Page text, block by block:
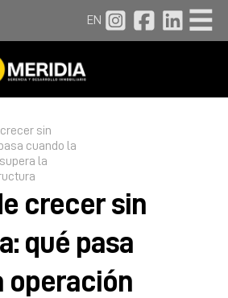
EN
sin
cuando la
la
crecer sin
qué pasa
operación